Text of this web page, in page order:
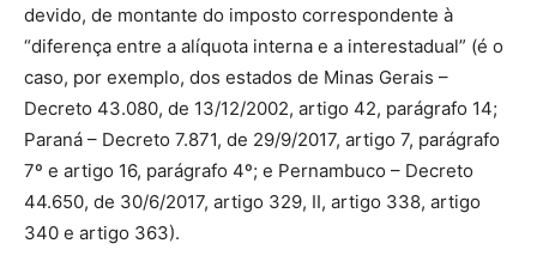
devido, de montante do imposto correspondente à
“diferença entre a alíquota interna e a interestadual” (é o
caso, por exemplo, dos estados de Minas Gerais –
Decreto 43.080, de 13/12/2002, artigo 42, parágrafo 14;
Paraná – Decreto 7.871, de 29/9/2017, artigo 7, parágrafo
7º e artigo 16, parágrafo 4º; e Pernambuco – Decreto
44.650, de 30/6/2017, artigo 329, II, artigo 338, artigo
340 e artigo 363).